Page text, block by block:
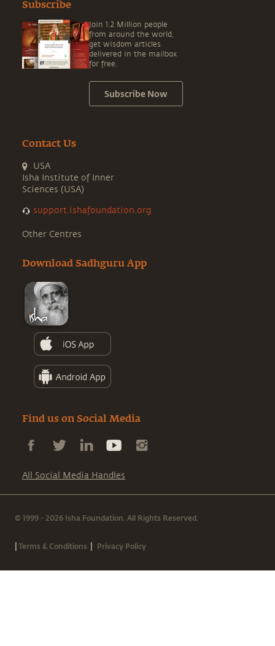
Subscribe
Join 1.2 Million people
from around the world,
get wisdom articles
delivered in the mailbox
for free.
Subscribe Now
Contact Us
USA
Isha Institute of Inner
Sciences (USA)
support.ishafoundation.org
Other Centres
Download Sadhguru App
Find us on Social Media
All Social Media Handles
© 1999 - 2026 Isha Foundation. All Rights Reserved.
|Terms & Conditions | Privacy Policy